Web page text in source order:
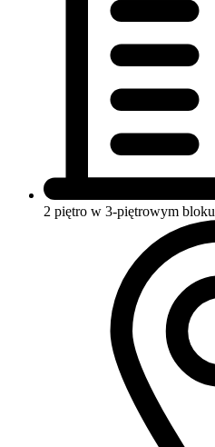
2 piętro w 3-piętrowym bloku